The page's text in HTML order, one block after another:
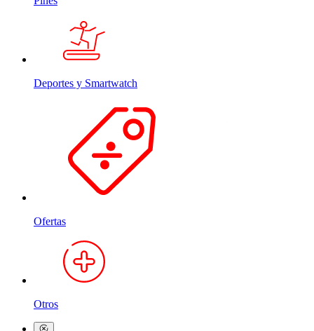
Deportes y Smartwatch
Ofertas
Otros